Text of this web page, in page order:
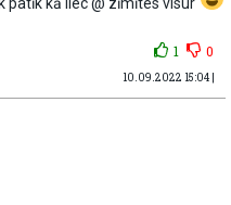
1 0
10.09.2022 15:04 |